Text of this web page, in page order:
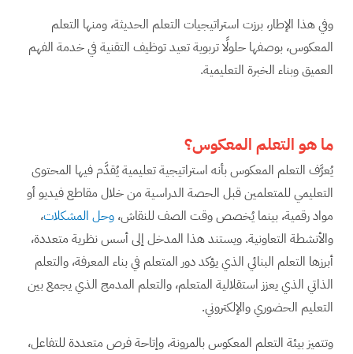
وفي هذا الإطار، برزت استراتيجيات التعلم الحديثة، ومنها التعلم
المعكوس، بوصفها حلولًا تربوية تعيد توظيف التقنية في خدمة الفهم
العميق وبناء الخبرة التعليمية.
ما هو التعلم المعكوس؟
يُعرَّف التعلم المعكوس بأنه استراتيجية تعليمية يُقدَّم فيها المحتوى
التعليمي للمتعلمين قبل الحصة الدراسية من خلال مقاطع فيديو أو
مواد رقمية، بينما يُخصص وقت الصف للنقاش، وحل المشكلات،
والأنشطة التعاونية. ويستند هذا المدخل إلى أسس نظرية متعددة،
أبرزها التعلم البنائي الذي يؤكد دور المتعلم في بناء المعرفة، والتعلم
الذاتي الذي يعزز استقلالية المتعلم، والتعلم المدمج الذي يجمع بين
التعليم الحضوري والإلكتروني.
وتتميز بيئة التعلم المعكوس بالمرونة، وإتاحة فرص متعددة للتفاعل،